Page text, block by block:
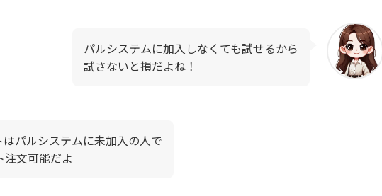
パルシステムに加入しなくても試せるから
試さないと損だよね！
パルシステムに未加入の人で
注文可能だよ